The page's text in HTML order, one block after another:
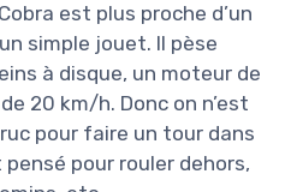
est plus proche d’un
simple jouet. Il pèse
à disque, un moteur de
20 km/h. Donc on n’est
pour faire un tour dans
pour rouler dehors,